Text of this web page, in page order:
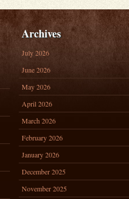
Archives
July 2026
June 2026
May 2026
April 2026
March 2026
February 2026
January 2026
December 2025
November 2025